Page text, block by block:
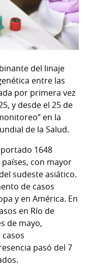
del linaje
entre las
por primera vez
y desde el 25 de
en la
de la Salud.
1648
con mayor
sudeste asiático.
de casos
y en América. En
en Río de
de mayo,
pasó del 7